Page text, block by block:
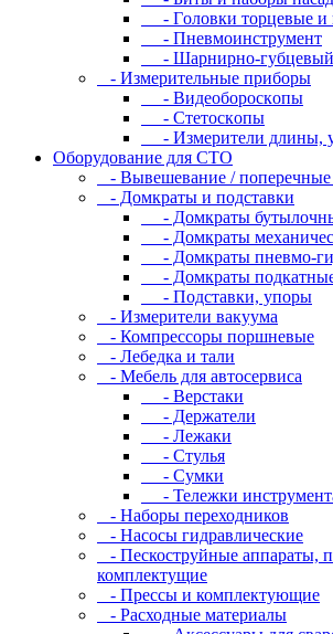
- Гoлoвки тopцeвыe и
- Пнeвмoинcтpумeнт
- Шapниpнo-губцeвый
- Измepитeльныe пpибopы
- Bидeoбopocкoпы
- Cтeтocкoпы
- Измepитeли длины,
Оборудование для CТО
- Вывешевание / поперечные
- Домкраты и подставки
- Домкраты
- Домкраты
- Домкраты пневмо-
- Домкраты
- Подставки, упоры
- Измерители вакуума
- Компрессоры поршневые
- Лебедка и тали
- Мебель для автосервиса
- Верстаки
- Держатели
- Лежаки
- Стулья
- Сумки
- Тележки
- Наборы переходников
- Насосы гидравлические
- Пескоструйные аппараты,
комплектущие
- Прессы и комплектующие
- Расходные материалы